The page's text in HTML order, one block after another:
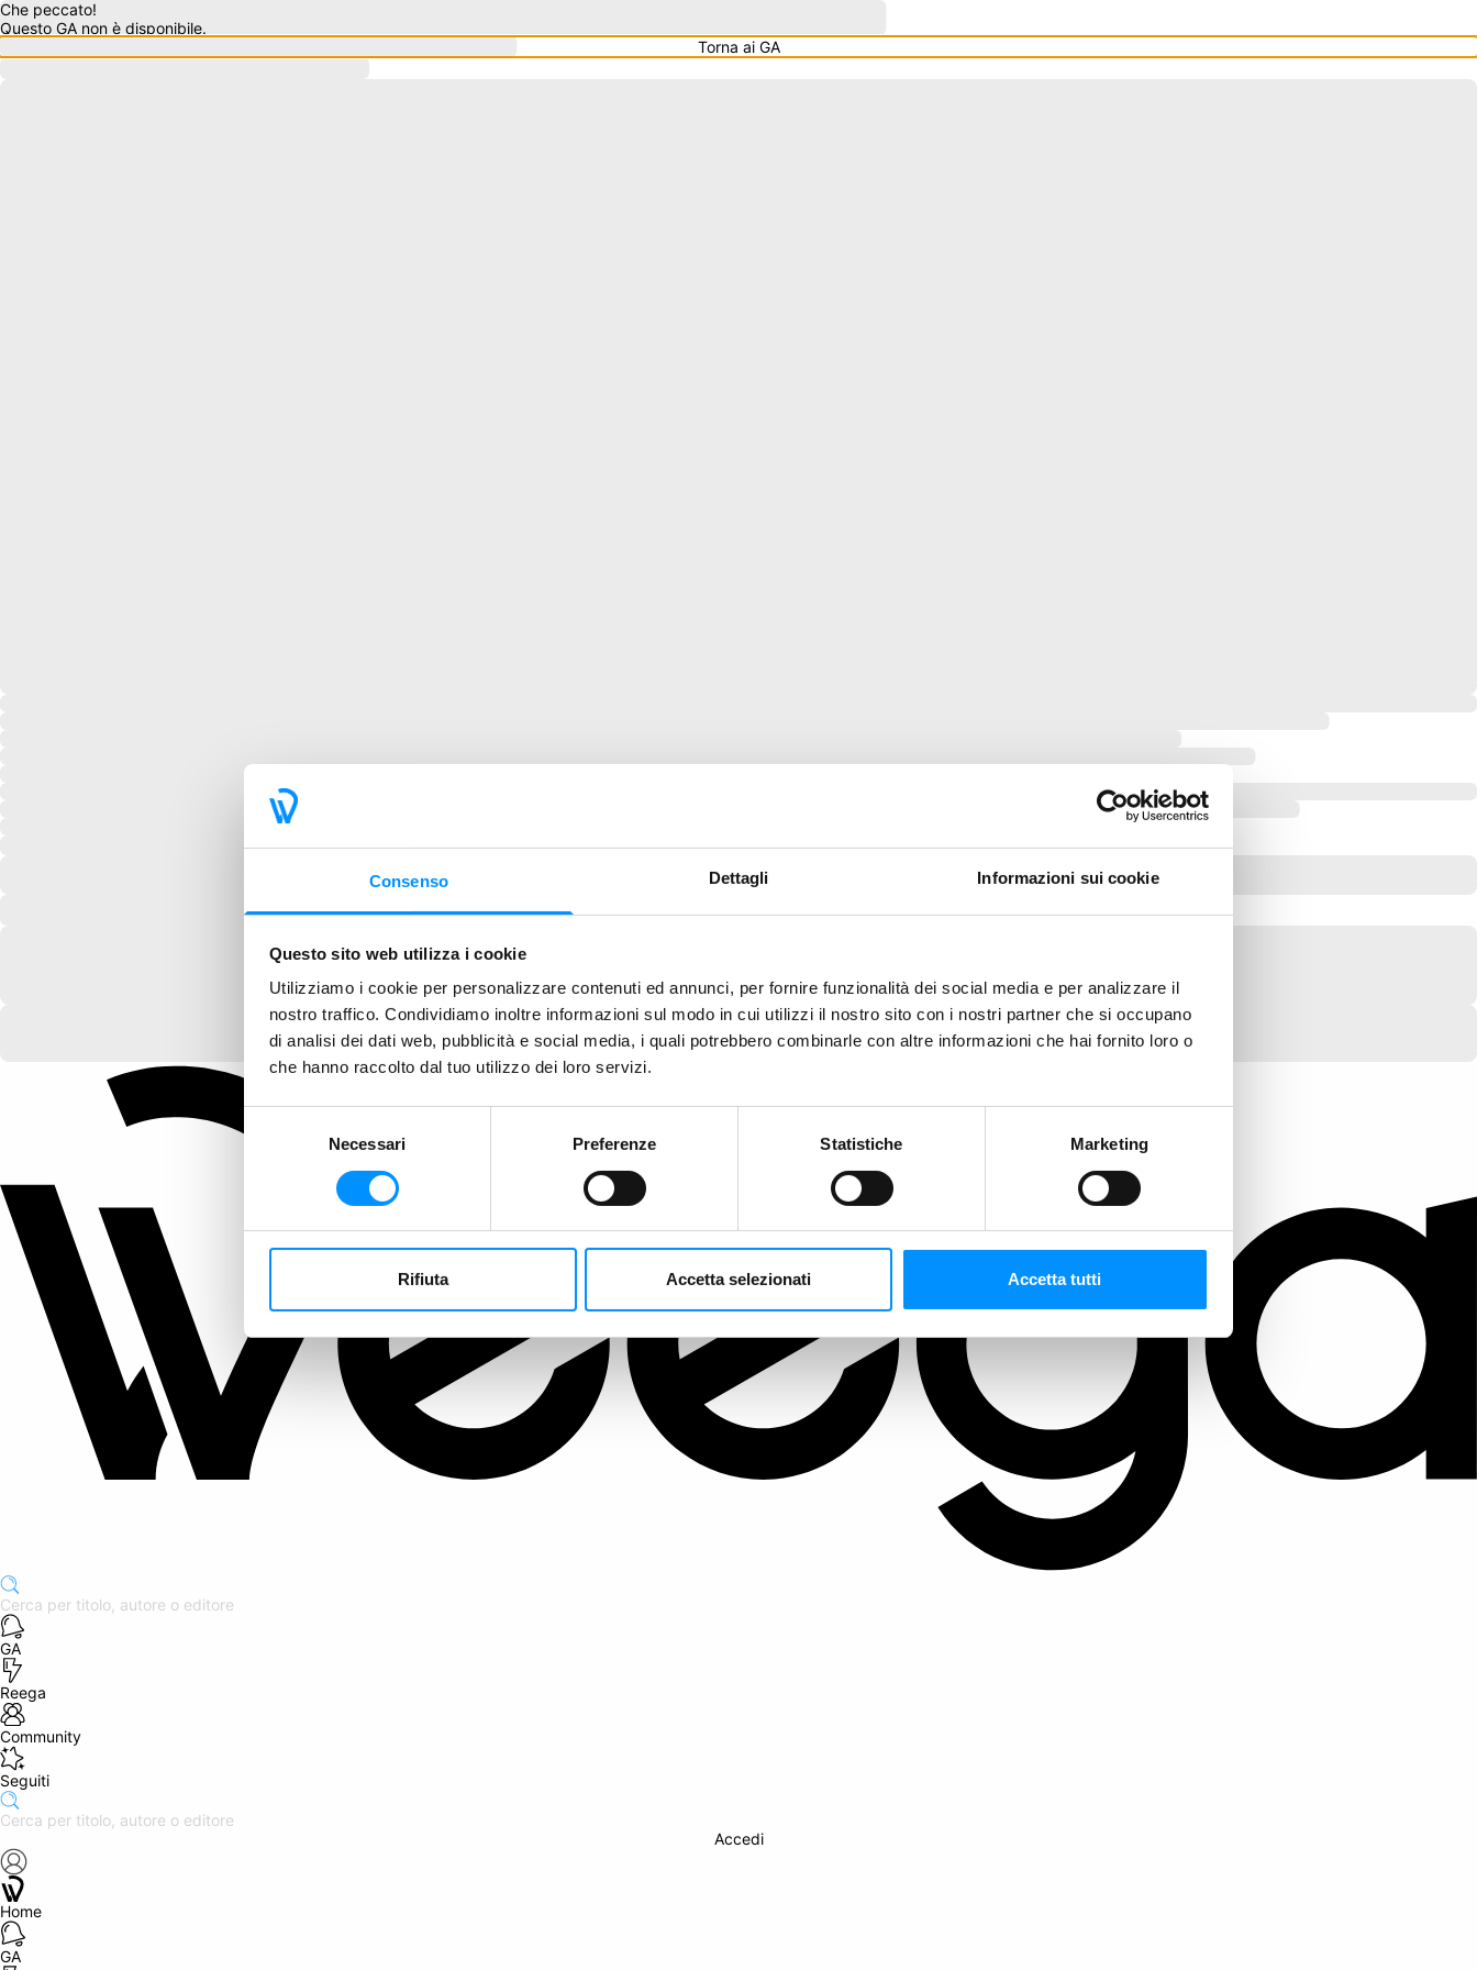
Consenso Dettagli Informazioni sui cookie
Questo sito web utilizza i cookie
Utilizziamo i cookie per personalizzare contenuti ed annunci, per fornire funzionalità dei social media e per analizzare il
nostro traffico. Condividiamo inoltre informazioni sul modo in cui utilizzi il nostro sito con i nostri partner che si occupano
di analisi dei dati web, pubblicità e social media, i quali potrebbero combinarle con altre informazioni che hai fornito loro o
che hanno raccolto dal tuo utilizzo dei loro servizi.
Necessari Preferenze Statistiche Marketing
Rifiuta Accetta selezionati Accetta tutti
GA
Reega
Community
Seguiti
Accedi
Home
GA
Che peccato!
Questo GA non è disponibile.
Torna ai GA